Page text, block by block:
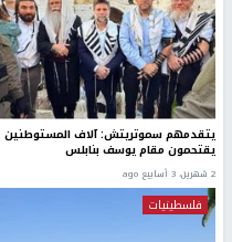
يتقدمهم سموتريتش: آلاف المستوطنين
يقتحمون مقام يوسف بنابلس
2 شهرين، 3 أسابيع ago
فلسطينيات